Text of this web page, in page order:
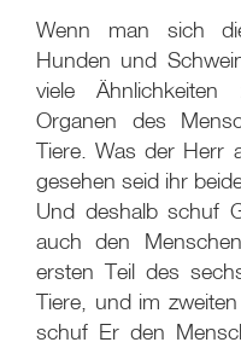
Wenn man sich
Hunden und
viele
Organen des
Tiere. Was der Herr
gesehen seid ihr
Und deshalb schuf
auch den
ersten Teil des
Tiere, und im
schuf Er den